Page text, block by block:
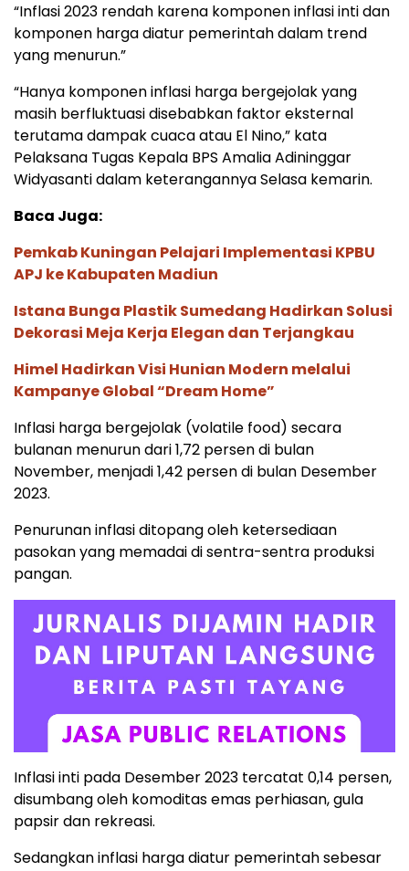
“Inflasi 2023 rendah karena komponen inflasi inti dan
komponen harga diatur pemerintah dalam trend
yang menurun.”
“Hanya komponen inflasi harga bergejolak yang
masih berfluktuasi disebabkan faktor eksternal
terutama dampak cuaca atau El Nino,” kata
Pelaksana Tugas Kepala BPS Amalia Adininggar
Widyasanti dalam keterangannya Selasa kemarin.
Baca Juga:
Pemkab Kuningan Pelajari Implementasi KPBU
APJ ke Kabupaten Madiun
Istana Bunga Plastik Sumedang Hadirkan Solusi
Dekorasi Meja Kerja Elegan dan Terjangkau
Himel Hadirkan Visi Hunian Modern melalui
Kampanye Global “Dream Home”
Inflasi harga bergejolak (volatile food) secara
bulanan menurun dari 1,72 persen di bulan
November, menjadi 1,42 persen di bulan Desember
2023.
Penurunan inflasi ditopang oleh ketersediaan
pasokan yang memadai di sentra-sentra produksi
pangan.
Inflasi inti pada Desember 2023 tercatat 0,14 persen,
disumbang oleh komoditas emas perhiasan, gula
papsir dan rekreasi.
Sedangkan inflasi harga diatur pemerintah sebesar